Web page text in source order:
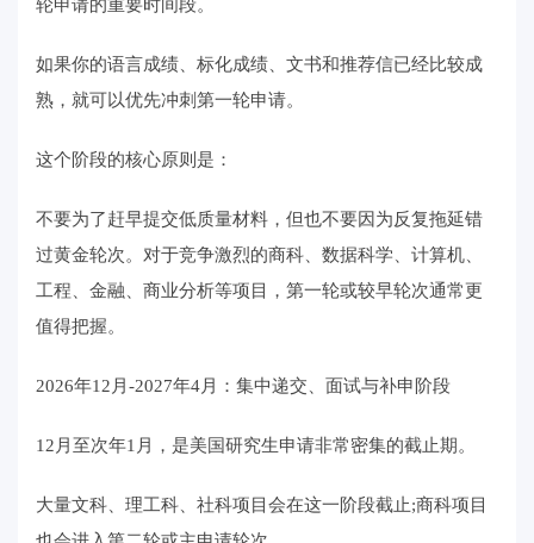
轮申请的重要时间段。
如果你的语言成绩、标化成绩、文书和推荐信已经比较成
熟，就可以优先冲刺第一轮申请。
这个阶段的核心原则是：
不要为了赶早提交低质量材料，但也不要因为反复拖延错
过黄金轮次。对于竞争激烈的商科、数据科学、计算机、
工程、金融、商业分析等项目，第一轮或较早轮次通常更
值得把握。
2026年12月-2027年4月：集中递交、面试与补申阶段
12月至次年1月，是美国研究生申请非常密集的截止期。
大量文科、理工科、社科项目会在这一阶段截止;商科项目